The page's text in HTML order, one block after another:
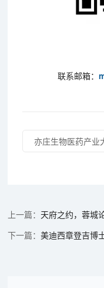
联系邮箱：
亦庄生物医药产业
天府之约，蓉城论药｜美迪
美迪西章登吉博士